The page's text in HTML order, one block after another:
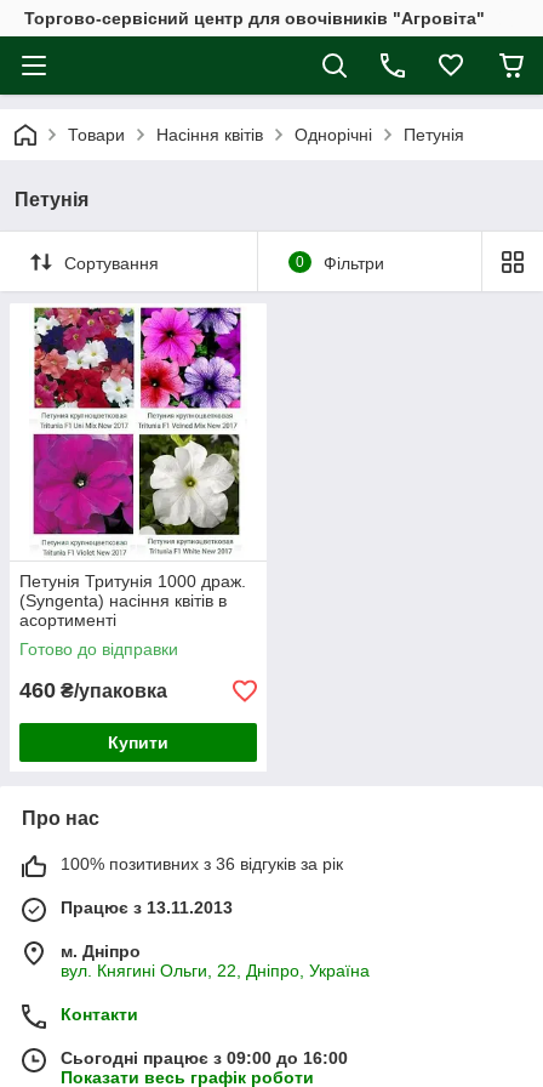
Торгово-сервісний центр для овочівників "Агровіта"
Товари Насіння квітів Однорічні Петунія
Петунія
Сортування 0 Фільтри
Петунія Тритунія 1000 драж.
(Syngenta) насіння квітів в
асортименті
Готово до відправки
460 ₴/упаковка
Купити
Про нас
100% позитивних з 36 відгуків за рік
Працює з 13.11.2013
м. Дніпро
вул. Княгині Ольги, 22, Дніпро, Україна
Контакти
Сьогодні працює з 09:00 до 16:00
Показати весь графік роботи